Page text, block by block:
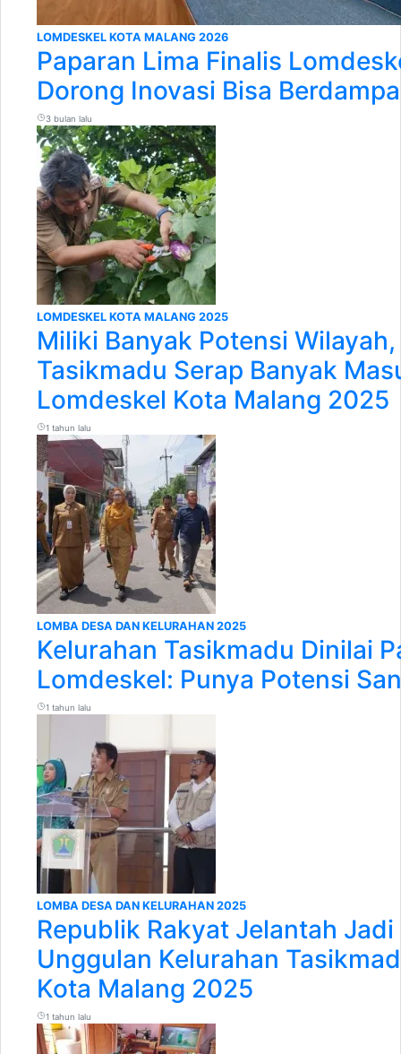
LOMDESKEL KOTA MALANG 2026
Paparan Lima Finalis
Dorong Inovasi Bisa
3 bulan lalu
LOMDESKEL KOTA MALANG 2025
Miliki Banyak Potensi
Tasikmadu Serap Banyak
Lomdeskel Kota Malang 2025
1 tahun lalu
LOMBA DESA DAN KELURAHAN 2025
Kelurahan Tasikmadu Dinilai
Lomdeskel: Punya Potensi
1 tahun lalu
LOMBA DESA DAN KELURAHAN 2025
Republik Rakyat Jelantah Jadi
Unggulan Kelurahan
Kota Malang 2025
1 tahun lalu